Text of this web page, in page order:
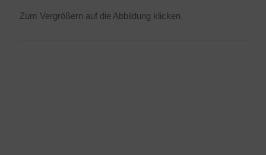
Zum Ver­grö­ßern auf die Abbil­dung klicken